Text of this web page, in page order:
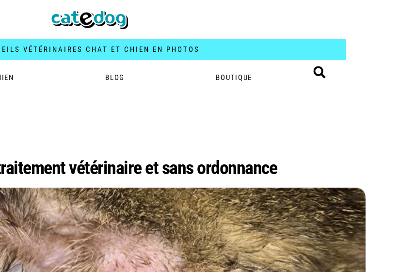
VÉTÉRINAIRES CHAT ET CHIEN EN PHOTOS
BLOG BOUTIQUE
vétérinaire et sans ordonnance